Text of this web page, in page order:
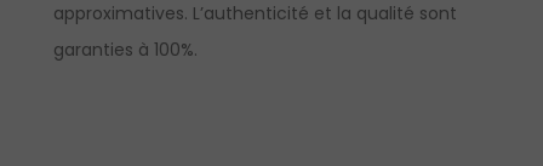
approximatives. L’authenticité et la qualité sont
garanties à 100%.